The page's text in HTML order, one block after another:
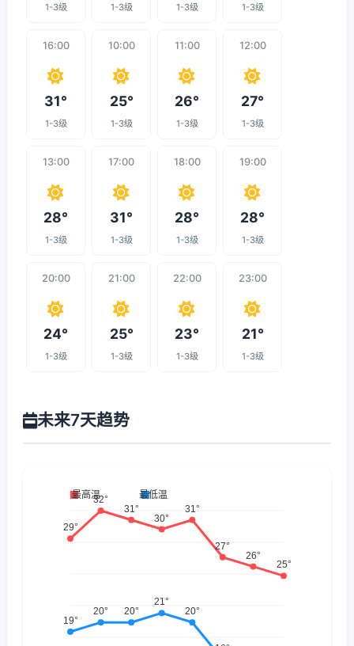
1-3级 1-3级 1-3级 1-3级
16:00
31°
1-3级
10:00
25°
1-3级
11:00
26°
1-3级
12:00
27°
1-3级
13:00
28°
1-3级
17:00
31°
1-3级
18:00
28°
1-3级
19:00
28°
1-3级
20:00
24°
1-3级
21:00
25°
1-3级
22:00
23°
1-3级
23:00
21°
1-3级
未来7天趋势